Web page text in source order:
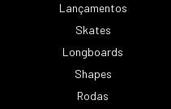
Lançamentos
Skates
Longboards
Shapes
Rodas